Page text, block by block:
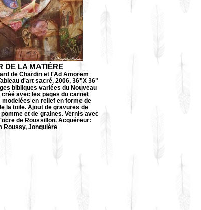
DE LA MATIÈRE
de Chardin et l'Ad Amorem
d'art sacré, 2006, 36"X 36"
bibliques variées du Nouveau
créé avec les pages du carnet
modelées en relief en forme de
la toile. Ajout de gravures de
et de graines. Vernis avec
de Roussillon. Acquéreur:
Roussy, Jonquière